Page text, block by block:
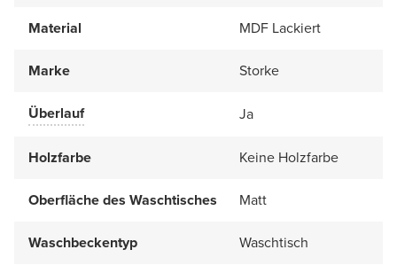
Material
MDF Lackiert
Marke Storke
Überlauf Ja
Holzfarbe Keine Holzfarbe
Oberfläche des Waschtisches Matt
Waschbeckentyp Waschtisch